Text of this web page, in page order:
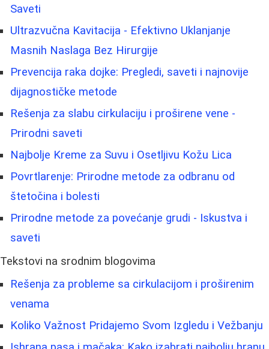
Saveti
Ultrazvučna Kavitacija - Efektivno Uklanjanje
Masnih Naslaga Bez Hirurgije
Prevencija raka dojke: Pregledi, saveti i najnovije
dijagnostičke metode
Rešenja za slabu cirkulaciju i proširene vene -
Prirodni saveti
Najbolje Kreme za Suvu i Osetljivu Kožu Lica
Povrtlarenje: Prirodne metode za odbranu od
štetočina i bolesti
Prirodne metode za povećanje grudi - Iskustva i
saveti
Tekstovi na srodnim blogovima
Rešenja za probleme sa cirkulacijom i proširenim
venama
Koliko Važnost Pridajemo Svom Izgledu i Vežbanju